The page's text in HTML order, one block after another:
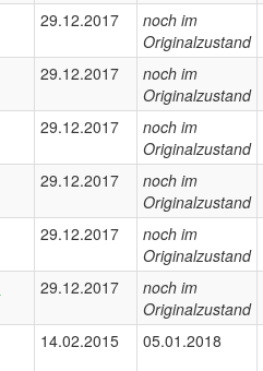
29.12.2017
noch im
Originalzustand
29.12.2017
noch im
Originalzustand
29.12.2017
noch im
Originalzustand
29.12.2017
noch im
Originalzustand
29.12.2017
noch im
Originalzustand
29.12.2017
noch im
Originalzustand
14.02.2015 05.01.2018